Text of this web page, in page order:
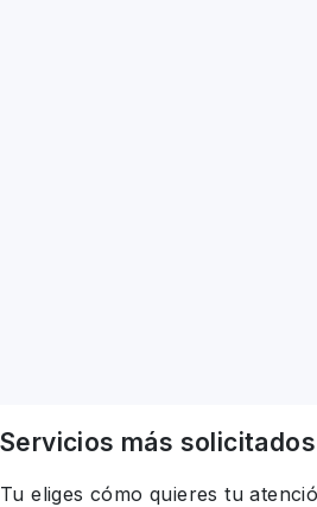
Servicios más
Tu eliges cómo quieres tu